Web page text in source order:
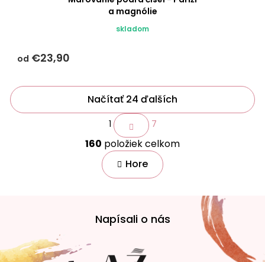
a magnólie
skladom
od €23,90
O
v
l
á
d
i
e
r
Načítať 24 ďalších
S
t
r
á
k
o
i
1 7
160 položiek celkom
Hore
t
Napísali o nás